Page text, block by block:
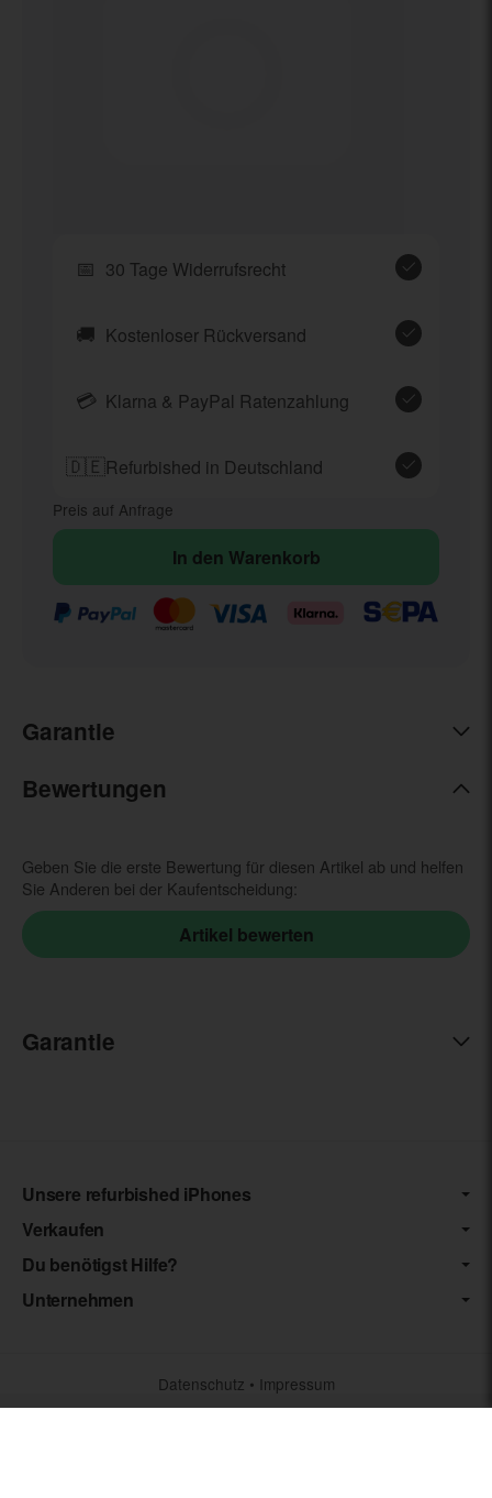
📅 30 Tage Widerrufsrecht
🚚 Kostenloser Rückversand
💳 Klarna & PayPal Ratenzahlung
🇩🇪Refurbished in Deutschland
Preis auf Anfrage
In den Warenkorb
Garantie
Bewertungen
Geben Sie die erste Bewertung für diesen Artikel ab und helfen
Sie Anderen bei der Kaufentscheidung:
Garantie
Unsere refurbished iPhones
Verkaufen
Du benötigst Hilfe?
Unternehmen
Datenschutz • Impressum